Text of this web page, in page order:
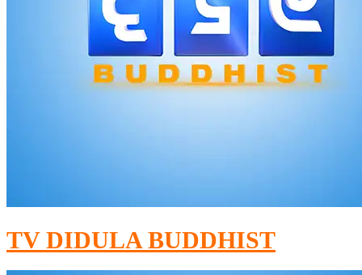
TV DIDULA BUDDHIST​